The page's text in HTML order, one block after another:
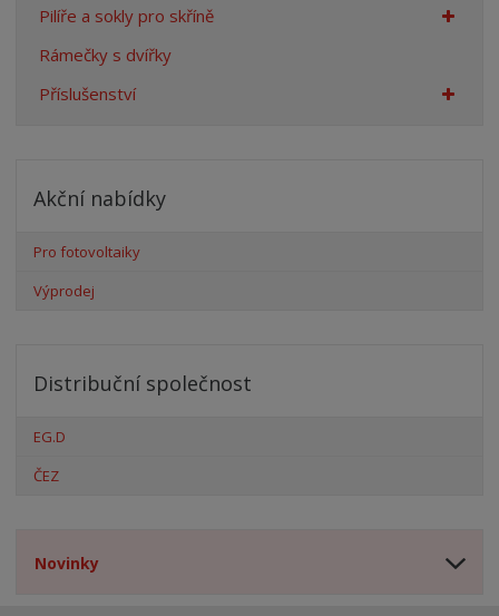
Pilíře a sokly pro skříně
Rámečky s dvířky
Příslušenství
Akční nabídky
Pro fotovoltaiky
Výprodej
Distribuční společnost
EG.D
ČEZ
Novinky